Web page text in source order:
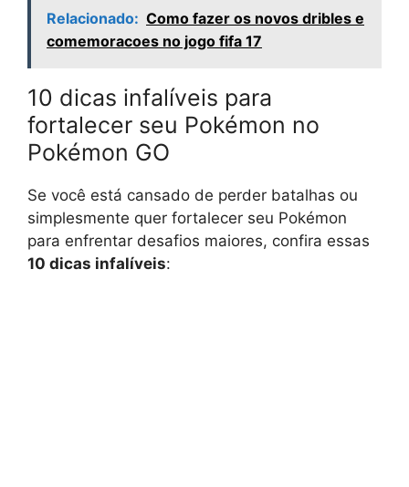
Relacionado: Como fazer os novos dribles e
comemoracoes no jogo fifa 17
10 dicas infalíveis para
fortalecer seu Pokémon no
Pokémon GO
Se você está cansado de perder batalhas ou
simplesmente quer fortalecer seu Pokémon
para enfrentar desafios maiores, confira essas
10 dicas infalíveis: